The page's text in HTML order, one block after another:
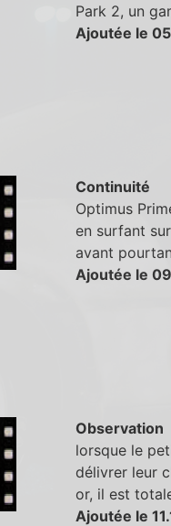
Park 2, un
Ajoutée le
Continuité
Optimus
en surfant
avant
Ajoutée le
Observation
lorsque le
délivrer leur
or, il est
Ajoutée le